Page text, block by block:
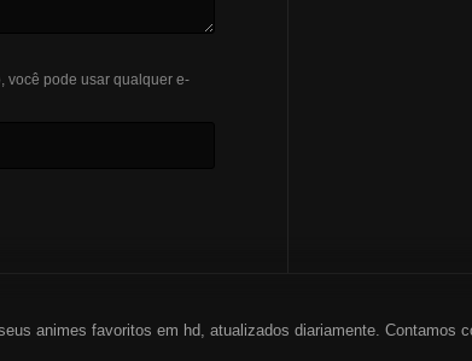
você pode usar qualquer e-
animes favoritos em hd, atualizados diariamente. Contamos